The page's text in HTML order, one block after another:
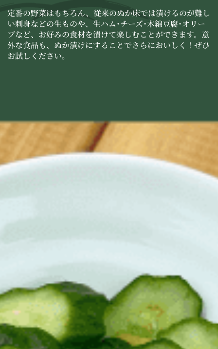
定番の野菜はもちろん、従来のぬか床では漬けるのが難し
い刺身などの生ものや、生ハム･チーズ･木綿豆腐･オリー
ブなど、お好みの食材を漬けて楽しむことができます。意
外な食品も、ぬか漬けにすることでさらにおいしく！ぜひ
お試しください。